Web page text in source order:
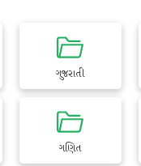
ગુજરાતી
ગણિત